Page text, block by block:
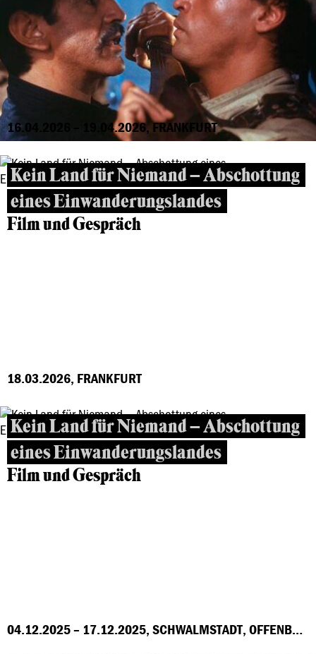
16.04.2026 – 19.04.2026, FRANKFURT
Kein Land für Niemand – Abschottung
eines Einwanderungslandes
Film und Gespräch
18.03.2026, FRANKFURT
Kein Land für Niemand – Abschottung
eines Einwanderungslandes
Film und Gespräch
04.12.2025 – 17.12.2025, SCHWALMSTADT, OFFENBACH, MARBURG, FRANKFURT, GROSS-GERAU, HÖCHST